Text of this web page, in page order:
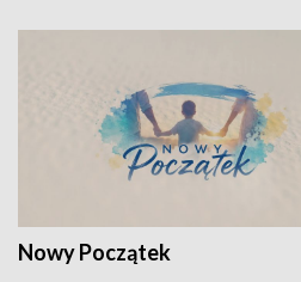
Nowy Początek